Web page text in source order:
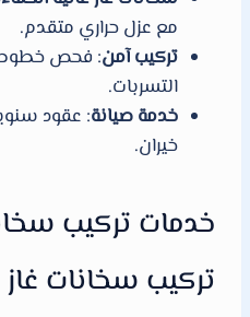
مع عزل حراري متقدم.
تركيب آمن: فحص خطوط
التسربات.
خدمة صيانة: عقود
خيران.
خدمات تركيب
تركيب سخانات